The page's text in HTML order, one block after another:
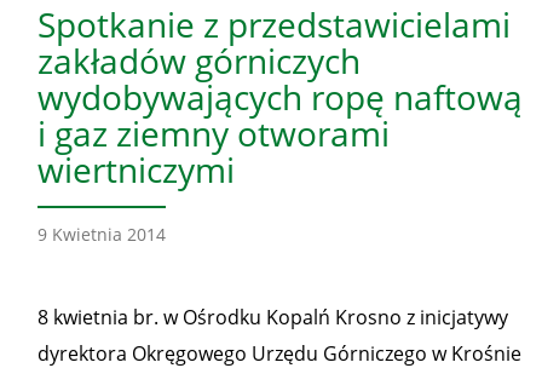
Spotkanie z przedstawicielami
zakładów górniczych
wydobywających ropę naftową
i gaz ziemny otworami
wiertniczymi
9 Kwietnia 2014
8 kwietnia br. w Ośrodku Kopalń Krosno z inicjatywy
dyrektora Okręgowego Urzędu Górniczego w Krośnie